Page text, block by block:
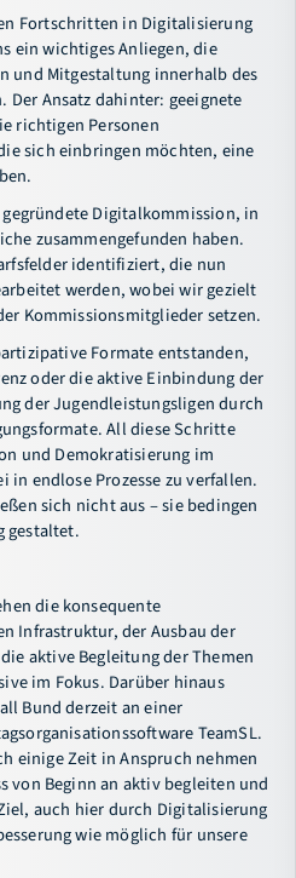
Fortschritten in Digitalisierung
ein wichtiges Anliegen, die
und Mitgestaltung innerhalb des
Ansatz dahinter: geeignete
richtigen Personen
sich einbringen möchten, eine
Digitalkommission, in
zusammengefunden haben.
identifiziert, die nun
werden, wobei wir gezielt
Kommissionsmitglieder setzen.
Formate entstanden,
oder die aktive Einbindung der
der Jugendleistungsligen durch
All diese Schritte
und Demokratisierung im
in endlose Prozesse zu verfallen.
sich nicht aus – sie bedingen
gestaltet.
die konsequente
Infrastruktur, der Ausbau der
aktive Begleitung der Themen
im Fokus. Darüber hinaus
Bund derzeit an einer
TeamSL.
einige Zeit in Anspruch nehmen
von Beginn an aktiv begleiten und
auch hier durch Digitalisierung
wie möglich für unsere